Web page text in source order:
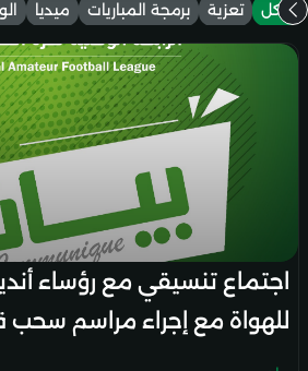
الكل تعزية برمجة المباريات ميديا
اجتماع تنسيقي مع رؤساء
للهواة مع إجراء مراسم سحب
الموسم الرياضي 2026-2027